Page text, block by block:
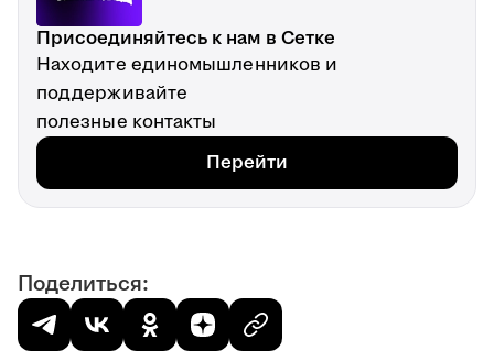
Присоединяйтесь к нам в Сетке
Находите единомышленников и
поддерживайте
полезные контакты
Перейти
Поделиться: